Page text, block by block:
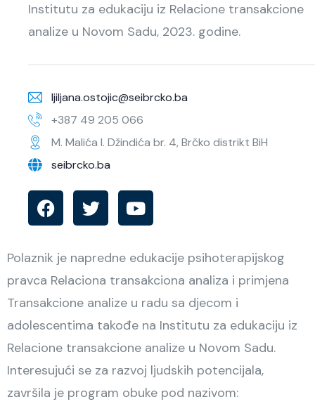
Institutu za edukaciju iz Relacione transakcione
analize u Novom Sadu, 2023. godine.
ljiljana.ostojic@seibrcko.ba
+387 49 205 066
M. Malića I. Džindića br. 4, Brčko distrikt BiH
seibrcko.ba
Polaznik je napredne edukacije psihoterapijskog
pravca Relaciona transakciona analiza i primjena
Transakcione analize u radu sa djecom i
adolescentima takođe na Institutu za edukaciju iz
Relacione transakcione analize u Novom Sadu.
Interesujući se za razvoj ljudskih potencijala,
završila je program obuke pod nazivom: